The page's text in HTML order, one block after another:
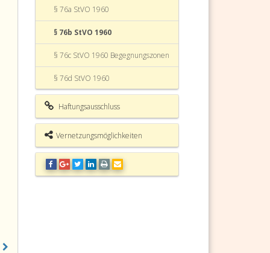
§ 76a StVO 1960
§ 76b StVO 1960
§ 76c StVO 1960 Begegnungszonen
§ 76d StVO 1960
§ 77 StVO 1960
§ 78 StVO 1960
§ 79 StVO 1960
§ 80 StVO 1960
Haftungsausschluss
Vernetzungsmöglichkeiten